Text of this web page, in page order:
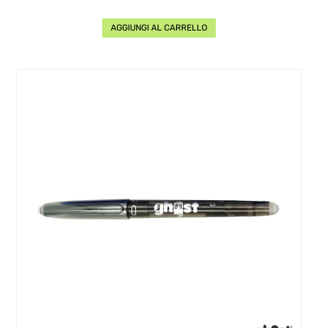
AGGIUNGI AL CARRELLO